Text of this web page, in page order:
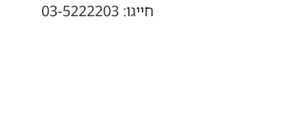
חייגו: 03-5222203